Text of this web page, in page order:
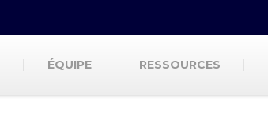
ÉQUIPE RESSOURCES